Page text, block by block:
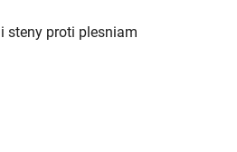
steny proti plesniam